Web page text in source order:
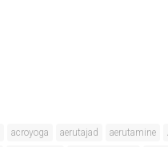
acroyoga aerutajad aerutamine